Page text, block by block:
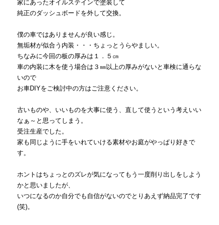
家にあったオイルステインで塗装して
純正のダッシュボードを外して交換。
僕の車ではありませんが良い感じ。
無垢材が似合う内装・・・ちょっとうらやましい。
ちなみに今回の板の厚みは１．５㎝
車の内装に木を使う場合は３㎜以上の厚みがないと車検に通らな
いので
お車DIYをご検討中の方はご注意ください。
古いものや、いいものを大事に使う、直して使うという考えいい
なぁ～と思ってしまう。
受注生産でした。
家も同じように手をいれていける素材やお庭がやっぱり好きで
す。
ホントはちょっとのズレが気になってもう一度削り出しをしよう
かと思いましたが、
いつになるのか自分でも自信がないのでとりあえず納品完了です
(笑)。